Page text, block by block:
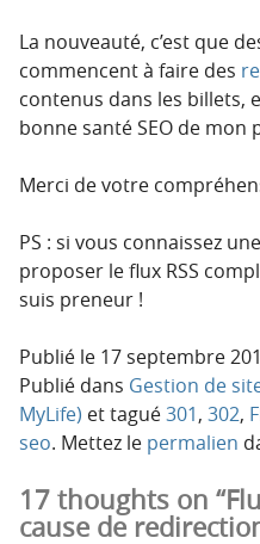
La nouveauté, c’est que
commencent à faire des
contenus dans les billets,
bonne santé SEO de mon
Merci de votre
PS : si vous connaissez
proposer le flux RSS
suis preneur !
Publié le 17 septembre
Publié dans Gestion de
MyLife) et tagué301, 302,
seo. Mettez le permalien
17 thoughts on
cause de